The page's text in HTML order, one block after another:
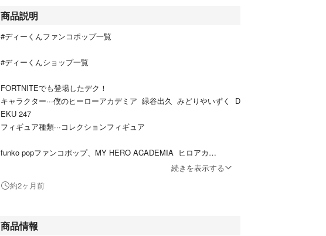
商品説明
#ディーくんファンコポップ一覧
#ディーくんショップ一覧
FORTNITEでも登場したデク！
キャラクター···僕のヒーローアカデミア 緑谷出久 みどりやいずく D
EKU 247
フィギュア種類···コレクションフィギュア
funko popファンコポップ、MY HERO ACADEMIA ヒロアカ
主が未開封かどうかは確証はありません。
続きを表示する
約2ヶ月前
商品情報